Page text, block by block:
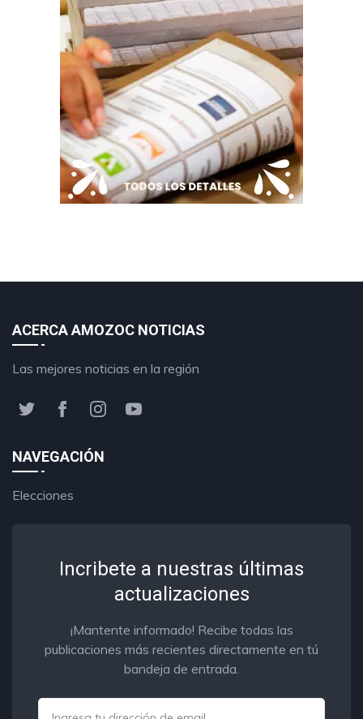
ACERCA AMOZOC NOTICIAS
Las mejores noticias en la región
NAVEGACIÓN
Elecciones
Incribete a nuestras últimas
actualizaciones
¡Mantente informado! Recibe todas las
publicaciones más recientes directamente en tú
bandeja de entrada.